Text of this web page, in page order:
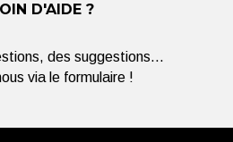
D'AIDE ?
des suggestions...
via le formulaire !